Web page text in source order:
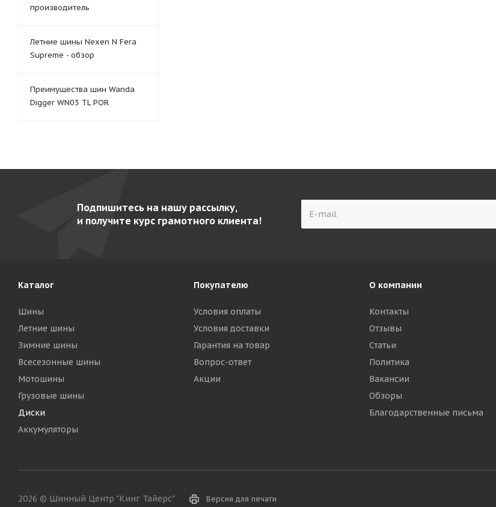
производитель
Летние шины Nexen N Fera
Supreme - обзор
Преимущества шин Wanda
Digger WN03 TL POR
Подпишитесь на нашу рассылку,
и получите курс грамотного клиента!
Каталог
Шины
Летние шины
Зимние шины
Всесезонные шины
Мотошины
Грузовые шины
Диски
Аккумуляторы
Покупателю
Условия оплаты
Условия доставки
Гарантия на товар
Вопрос-ответ
Акции
О компании
Контакты
Отзывы
Статьи
Политика
Вакансии
Обзоры
Благодарственные письма
2026 © Шинный Центр "Кинг Тайерс" Версия для печати